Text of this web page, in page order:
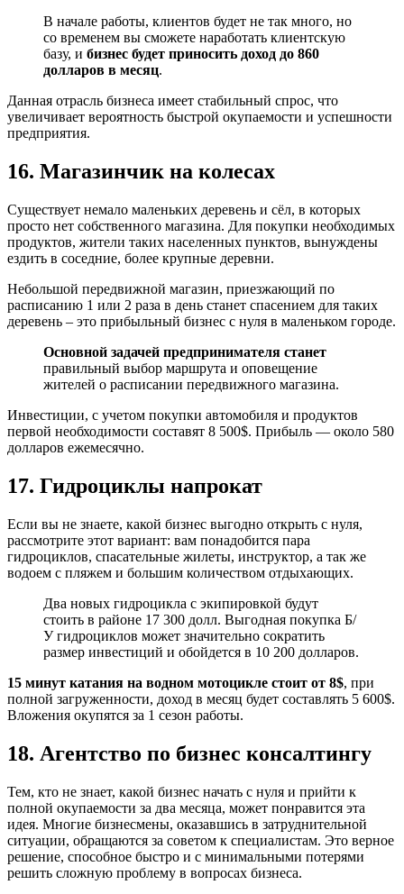
В начале работы, клиентов будет не так много, но
со временем вы сможете наработать клиентскую
базу, и бизнес будет приносить доход до 860
долларов в месяц.
Данная отрасль бизнеса имеет стабильный спрос, что
увеличивает вероятность быстрой окупаемости и успешности
предприятия.
16. Магазинчик на колесах
Существует немало маленьких деревень и сёл, в которых
просто нет собственного магазина. Для покупки необходимых
продуктов, жители таких населенных пунктов, вынуждены
ездить в соседние, более крупные деревни.
Небольшой передвижной магазин, приезжающий по
расписанию 1 или 2 раза в день станет спасением для таких
деревень – это прибыльный бизнес с нуля в маленьком городе.
Основной задачей предпринимателя станет
правильный выбор маршрута и оповещение
жителей о расписании передвижного магазина.
Инвестиции, с учетом покупки автомобиля и продуктов
первой необходимости составят 8 500$. Прибыль — около 580
долларов ежемесячно.
17. Гидроциклы напрокат
Если вы не знаете, какой бизнес выгодно открыть с нуля,
рассмотрите этот вариант: вам понадобится пара
гидроциклов, спасательные жилеты, инструктор, а так же
водоем с пляжем и большим количеством отдыхающих.
Два новых гидроцикла с экипировкой будут
стоить в районе 17 300 долл. Выгодная покупка Б/
У гидроциклов может значительно сократить
размер инвестиций и обойдется в 10 200 долларов.
15 минут катания на водном мотоцикле стоит от 8$, при
полной загруженности, доход в месяц будет составлять 5 600$.
Вложения окупятся за 1 сезон работы.
18. Агентство по бизнес консалтингу
Тем, кто не знает, какой бизнес начать с нуля и прийти к
полной окупаемости за два месяца, может понравится эта
идея. Многие бизнесмены, оказавшись в затруднительной
ситуации, обращаются за советом к специалистам. Это верное
решение, способное быстро и с минимальными потерями
решить сложную проблему в вопросах бизнеса.